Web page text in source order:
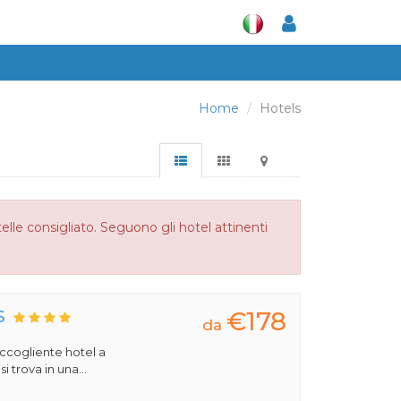
Home Hotels
consigliato. Seguono gli hotel attinenti
hotel a
trova in una...
da €178